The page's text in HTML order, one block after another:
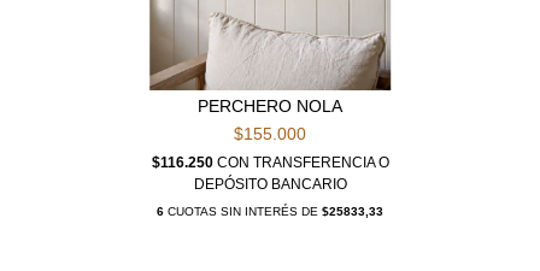
PERCHERO NOLA
$155.000
$116.250 CON TRANSFERENCIA O
DEPÓSITO BANCARIO
6 CUOTAS SIN INTERÉS DE $25833,33